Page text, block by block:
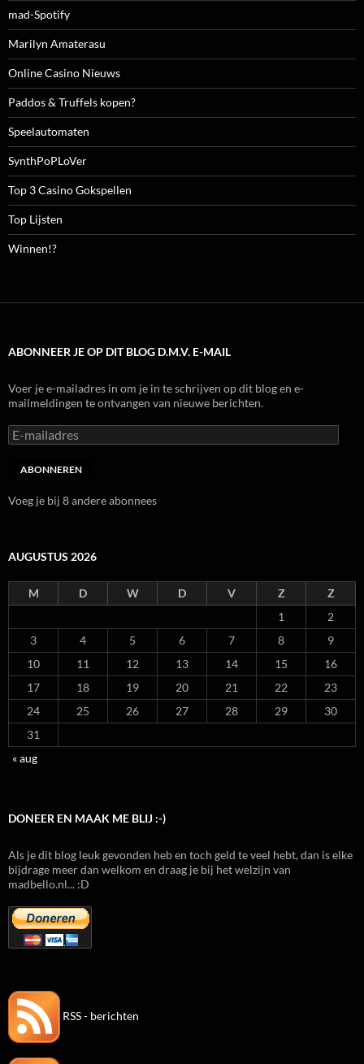
mad-Spotify
Marilyn Amaterasu
Online Casino Nieuws
Paddos & Truffels kopen?
Speelautomaten
SynthPoPLoVer
Top 3 Casino Gokspellen
Top Lijsten
Winnen!?
ABONNEER JE OP DIT BLOG D.M.V. E-MAIL
Voer je e-mailadres in om je in te schrijven op dit blog en e-
mailmeldingen te ontvangen van nieuwe berichten.
E-
mailadres
ABONNEREN
Voeg je bij 8 andere abonnees
AUGUSTUS 2026
M D W D V Z
Z
1
2
3
4 5 6 7 8
9
10
11 12 13 14 15
16
17
18 19 20 21 22
23
24
25 26 27 28 29
30
31
« aug
DONEER EN MAAK ME BLIJ :-)
Als je dit blog leuk gevonden heb en toch geld te veel hebt, dan is elke
bijdrage meer dan welkom en draag je bij het welzijn van
madbello.nl... :D
RSS - berichten